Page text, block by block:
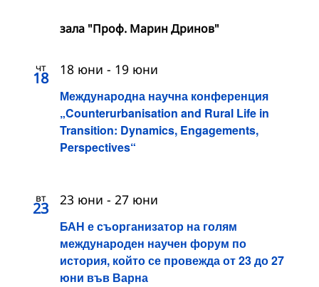
зала "Проф. Марин Дринов"
чт
18
Международна научна конференция
„Counterurbanisation and Rural Life in
Transition: Dynamics, Engagements,
Perspectives“
18 юни - 19 юни
вт
23
БАН е съорганизатор на голям
международен научен форум по
история, който се провежда от 23 до 27
юни във Варна
23 юни - 27 юни